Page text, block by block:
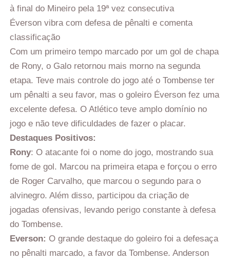
à final do Mineiro pela 19ª vez consecutiva
Éverson vibra com defesa de pênalti e comenta
classificação
Com um primeiro tempo marcado por um gol de chapa
de Rony, o Galo retornou mais morno na segunda
etapa. Teve mais controle do jogo até o Tombense ter
um pênalti a seu favor, mas o goleiro Éverson fez uma
excelente defesa. O Atlético teve amplo domínio no
jogo e não teve dificuldades de fazer o placar.
Destaques Positivos:
Rony: O atacante foi o nome do jogo, mostrando sua
fome de gol. Marcou na primeira etapa e forçou o erro
de Roger Carvalho, que marcou o segundo para o
alvinegro. Além disso, participou da criação de
jogadas ofensivas, levando perigo constante à defesa
do Tombense.
Everson: O grande destaque do goleiro foi a defesaça
no pênalti marcado, a favor da Tombense. Anderson